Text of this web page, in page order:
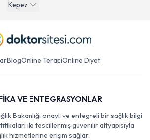
Kepez
BlogOnline TerapiOnline Diyet
VE ENTEGRASYONLAR
Bakanlığı onaylı ve entegreli bir sağlık bilgi
ile tescillenmiş güvenilir altyapısıyla
hizmetlerine erişim sağlar.